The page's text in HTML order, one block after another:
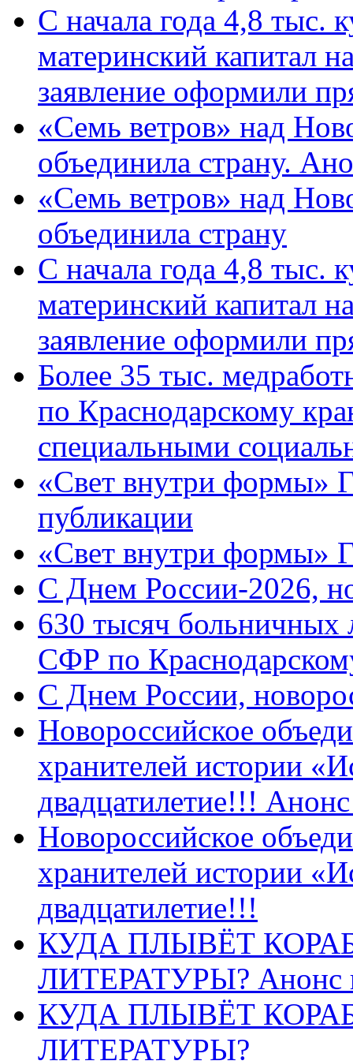
С начала года 4,8 тыс.
материнский капитал
заявление оформили
«Семь ветров» над
объединила страну.
«Семь ветров» над
объединила страну
С начала года 4,8 тыс.
материнский капитал
заявление оформили
Более 35 тыс.
по Краснодарскому
специальными
«Свет внутри формы»
публикации
«Свет внутри формы»
C Днем России-2026,
630 тысяч больничных
СФР по
C Днем России,
Новороссийское
хранителей истории
двадцатилетие!!!
Новороссийское
хранителей истории
двадцатилетие!!!
КУДА ПЛЫВЁТ
ЛИТЕРАТУРЫ? Анонс
КУДА ПЛЫВЁТ
ЛИТЕРАТУРЫ?